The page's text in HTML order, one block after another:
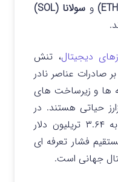
وسولانا (SOL)
دیجیتال، تنش
عناصر نادر
ها و زیرساخت های
حیاتی هستند. در
نتیجه، ارزش کل بازار کریپتو به ۳.۶۴ تریلیون دلار
فشار تعرفه ای
جهانی است.